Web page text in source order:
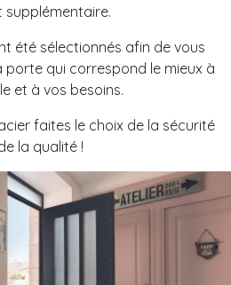
supplémentaire.
été sélectionnés afin de vous
qui correspond le mieux à
et à vos besoins.
faites le choix de la sécurité
la qualité !